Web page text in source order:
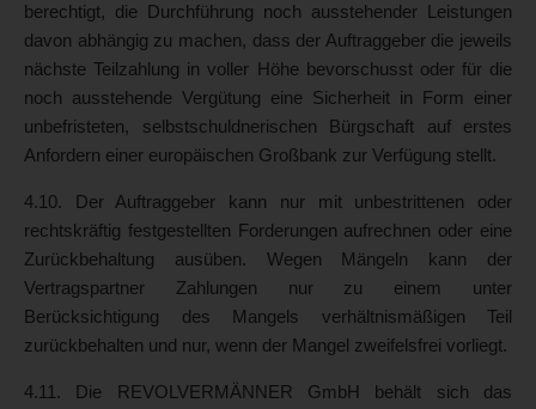
berechtigt, die Durchführung noch ausstehender Leistungen
davon abhängig zu machen, dass der Auftraggeber die jeweils
nächste Teilzahlung in voller Höhe bevorschusst oder für die
noch ausstehende Vergütung eine Sicherheit in Form einer
unbefristeten, selbstschuldnerischen Bürgschaft auf erstes
Anfordern einer europäischen Großbank zur Verfügung stellt.
4.10. Der Auftraggeber kann nur mit unbestrittenen oder
rechtskräftig festgestellten Forderungen aufrechnen oder eine
Zurückbehaltung ausüben. Wegen Mängeln kann der
Vertragspartner Zahlungen nur zu einem unter
Berücksichtigung des Mangels verhältnismäßigen Teil
zurückbehalten und nur, wenn der Mangel zweifelsfrei vorliegt.
4.11. Die REVOLVERMÄNNER GmbH behält sich das